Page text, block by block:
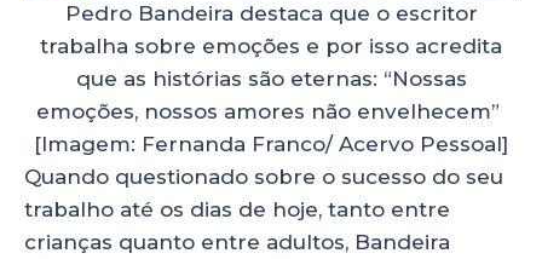
Pedro Bandeira destaca que o escritor
trabalha sobre emoções e por isso acredita
que as histórias são eternas: “Nossas
emoções, nossos amores não envelhecem”
[Imagem: Fernanda Franco/ Acervo Pessoal]
Quando questionado sobre o sucesso do seu
trabalho até os dias de hoje, tanto entre
crianças quanto entre adultos, Bandeira